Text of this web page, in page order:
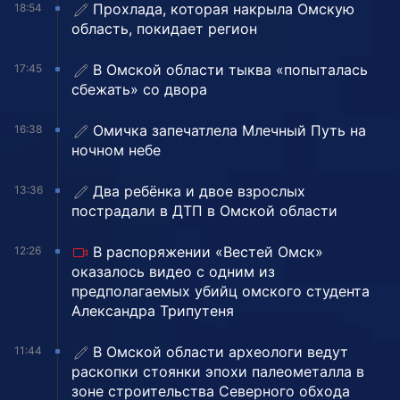
18:54
Прохлада, которая накрыла Омскую
область, покидает регион
17:45
В Омской области тыква «попыталась
сбежать» со двора
16:38
Омичка запечатлела Млечный Путь на
ночном небе
13:36
Два ребёнка и двое взрослых
пострадали в ДТП в Омской области
12:26
В распоряжении «Вестей Омск»
оказалось видео с одним из
предполагаемых убийц омского студента
Александра Трипутеня
11:44
В Омской области археологи ведут
раскопки стоянки эпохи палеометалла в
зоне строительства Северного обхода